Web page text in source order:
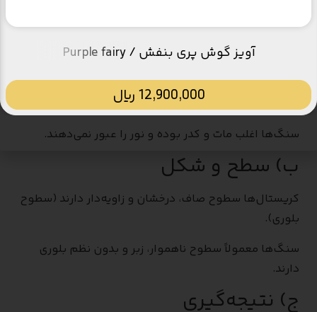
الف) شفافیت
کریستال‌ها معمولاً شفاف یا نیمه‌شفاف هستند و نور
می‌تواند از آن‌ها عبور کند.
سنگ‌ها اغلب مات و کدر بوده و نور را عبور نمی‌دهند.
ب) سطح و شکل
کریستال‌ها سطوح صاف، درخشان و زاویه‌دار دارند (سطوح
بلوری).
سنگ‌ها معمولاً سطوح ناهموار، زبر و بدون نظم بلوری
دارند.
ج) نتیجه‌گیری
آویز گوش پری بنفش / Purple fairy
12,900,000﷼